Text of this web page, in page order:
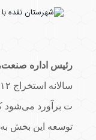
رئیس اداره
سالانه استخراج ۱۲
ت برآورد می‌شود
توسعه این بخش